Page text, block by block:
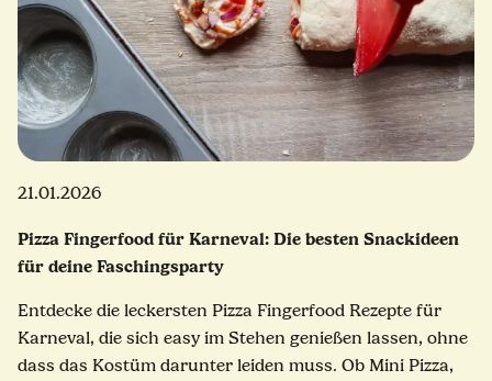
21.01.2026
Pizza Fingerfood für Karneval: Die besten Snackideen
für deine Faschingsparty
Entdecke die leckersten Pizza Fingerfood Rezepte für
Karneval, die sich easy im Stehen genießen lassen, ohne
dass das Kostüm darunter leiden muss. Ob Mini Pizza,